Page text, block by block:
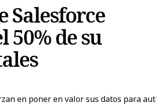
Salesforce
50% de su
en poner en valor sus datos para